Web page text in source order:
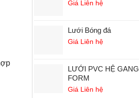
Giá Liên hệ
Lưới Bóng đá
Giá Liên hệ
LƯỚI PVC HỆ GANG
FORM
Giá Liên hệ